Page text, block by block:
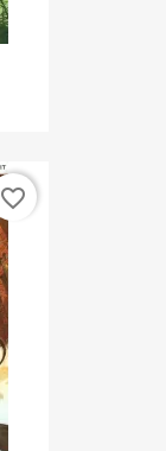
favorite_border